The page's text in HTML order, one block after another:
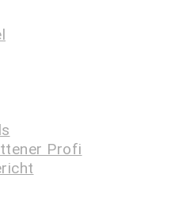
Profi